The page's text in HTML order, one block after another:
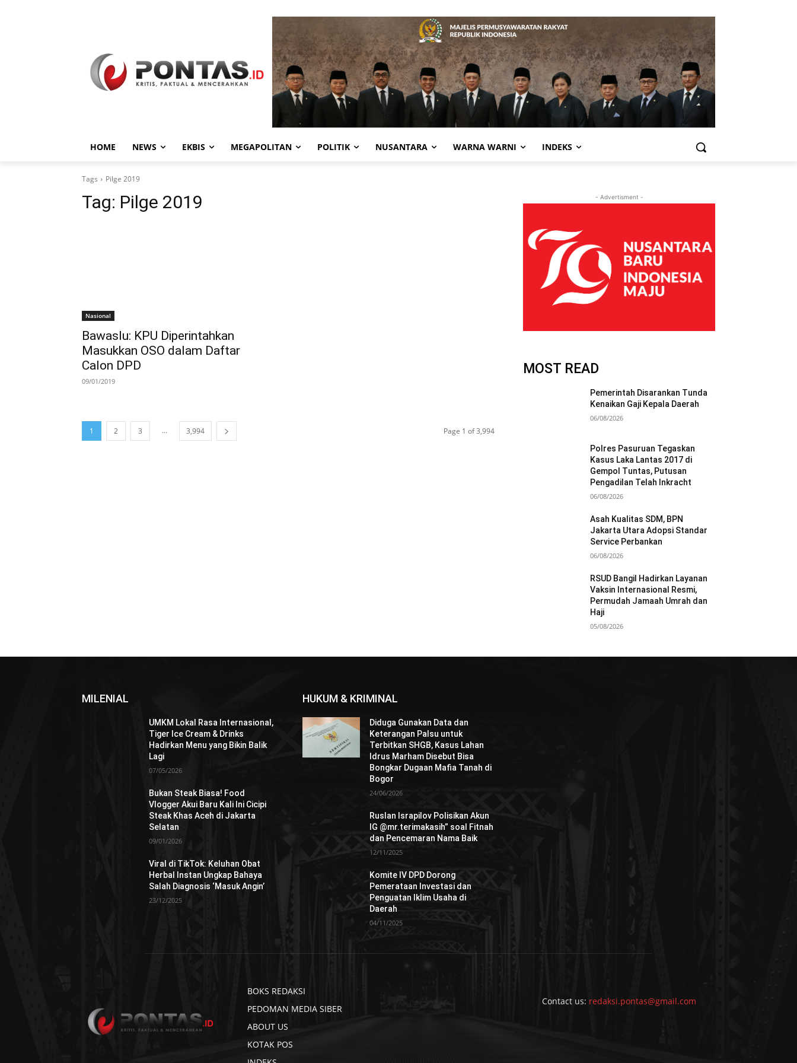
HOME NEWS EKBIS MEGAPOLITAN POLITIK NUSANTARA WARNA WARNI INDEKS
Tags Pilge 2019
Tag: Pilge 2019
Nasional
Bawaslu: KPU Diperintahkan
Masukkan OSO dalam Daftar
Calon DPD
09/01/2019
1 2 3 ... 3,994 Page 1 of 3,994
- Advertisment -
MOST READ
Pemerintah Disarankan Tunda
Kenaikan Gaji Kepala Daerah
06/08/2026
Polres Pasuruan Tegaskan
Kasus Laka Lantas 2017 di
Gempol Tuntas, Putusan
Pengadilan Telah Inkracht
06/08/2026
Asah Kualitas SDM, BPN
Jakarta Utara Adopsi Standar
Service Perbankan
06/08/2026
RSUD Bangil Hadirkan Layanan
Vaksin Internasional Resmi,
Permudah Jamaah Umrah dan
Haji
05/08/2026
MILENIAL
UMKM Lokal Rasa Internasional,
Tiger Ice Cream & Drinks
Hadirkan Menu yang Bikin Balik
Lagi
07/05/2026
Bukan Steak Biasa! Food
Vlogger Akui Baru Kali Ini Cicipi
Steak Khas Aceh di Jakarta
Selatan
09/01/2026
Viral di TikTok: Keluhan Obat
Herbal Instan Ungkap Bahaya
Salah Diagnosis ‘Masuk Angin’
23/12/2025
HUKUM & KRIMINAL
Diduga Gunakan Data dan
Keterangan Palsu untuk
Terbitkan SHGB, Kasus Lahan
Idrus Marham Disebut Bisa
Bongkar Dugaan Mafia Tanah di
Bogor
24/06/2026
Ruslan Israpilov Polisikan Akun
IG @mr.terimakasih” soal Fitnah
dan Pencemaran Nama Baik
12/11/2025
Komite IV DPD Dorong
Pemerataan Investasi dan
Penguatan Iklim Usaha di
Daerah
04/11/2025
BOKS REDAKSI
PEDOMAN MEDIA SIBER
ABOUT US
KOTAK POS
Contact us: redaksi.pontas@gmail.com